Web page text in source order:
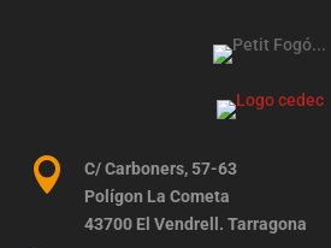

C/ Carboners, 57-63
Polígon La Cometa
43700 El Vendrell. Tarragona